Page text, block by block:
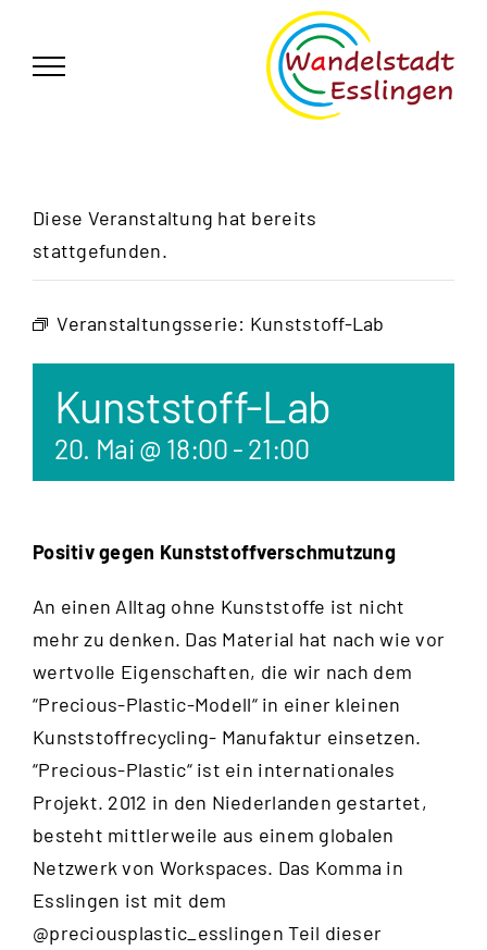
springen
Diese Veranstaltung hat bereits
stattgefunden.
Veranstaltungsserie: Kunststoff-Lab
Kunststoff-Lab
20. Mai @ 18:00 - 21:00
Positiv gegen Kunststoffverschmutzung
An einen Alltag ohne Kunststoffe ist nicht
mehr zu denken. Das Material hat nach wie vor
wertvolle Eigenschaften, die wir nach dem
“Precious-Plastic-Modell“ in einer kleinen
Kunststoffrecycling- Manufaktur einsetzen.
“Precious-Plastic“ ist ein internationales
Projekt. 2012 in den Niederlanden gestartet,
besteht mittlerweile aus einem globalen
Netzwerk von Workspaces. Das Komma in
Esslingen ist mit dem
@preciousplastic_esslingen Teil dieser